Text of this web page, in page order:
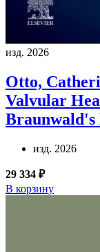
изд. 2026
Otto,
Valvular
Braunwald's
изд. 2026
29 334 ₽
В корзину